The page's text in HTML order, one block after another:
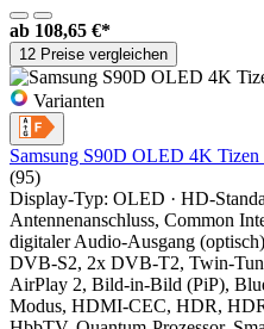
ab 108,65 €*
12 Preise vergleichen
Varianten
Samsung S90D OLED 4K
(95)
Display-Typ: OLED · HD-
Antennenanschluss, Common
digitaler Audio-Ausgang
DVB-S2, 2x DVB-T2, Twin-
AirPlay 2, Bild-in-Bild (PiP),
Modus, HDMI-CEC, HDR,